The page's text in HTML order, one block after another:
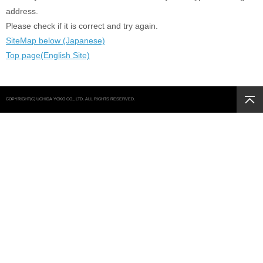
address.
Please check if it is correct and try again.
SiteMap below (Japanese)
Top page(English Site)
COPYRIGHT(C) UCHIDA YOKO CO., LTD. ALL RIGHTS RESERVED.